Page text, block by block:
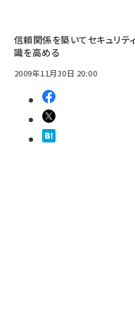
信頼関係を築いてセキュリテ
識を高める
2009年11月30日 20:00